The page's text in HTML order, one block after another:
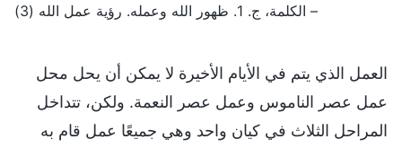
– الكلمة، ج. 1. ظهور الله وعمله. رؤية عمل الله (3)
العمل الذي يتم في الأيام الأخيرة لا يمكن أن يحل محل
عمل عصر الناموس وعمل عصر النعمة. ولكن، تتداخل
المراحل الثلاث في كيان واحد وهي جميعًا عمل قام به